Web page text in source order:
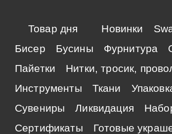
Товар дня Новинки
Бисер
Бусины Фурнитура
Пайетки
Нитки, тросик,
Инструменты
Ткани
Сувениры
Ликвидация
Сертификаты
Готовые